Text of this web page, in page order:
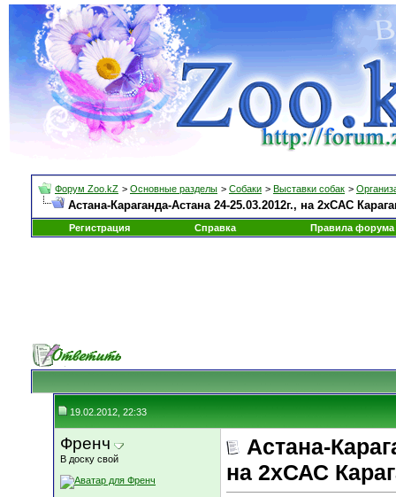
Форум Zoo.kZ > Основные разделы > Собаки > Выставки собак >
Астана-Караганда-Астана 24-25.03.2012г., на 2хСАС
Регистрация Справка Правила форума
19.02.2012, 22:33
Френч
В доску свой
Астана-
на 2хСАС